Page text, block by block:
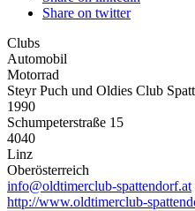
Share on twitter
Clubs
Automobil
Motorrad
Steyr Puch und Oldies Club
1990
Schumpeterstraße 15
4040
Linz
Oberösterreich
info@oldtimerclub-spattendorf.at
http://www.oldtimerclub-